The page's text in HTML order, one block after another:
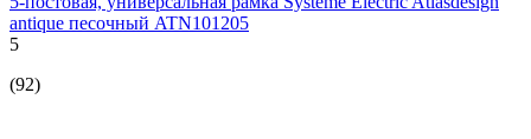
antique песочный ATN101205
5
(92)